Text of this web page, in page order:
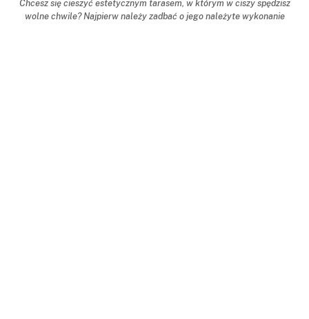
Chcesz się cieszyć estetycznym tarasem, w którym w ciszy spędzisz
wolne chwile? Najpierw należy zadbać o jego należyte wykonanie